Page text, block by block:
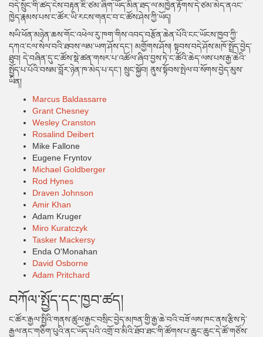
བདེ་སྲུང་གི་ཚད་ངེས་བརྟན་ཇི་ཙམ་ཞིག་ཡོད་མིན་ཐད་ལ་མཁྱེན་རྟོགས་དེ་ཙམ་མེད་ནའང་
ཁྱེད་རྣམས་པས་ང་ཚོར་ཡི་རངས་གནང་བ་ང་ཚོས་ཤེས་ཀྱི་ཡོད།
སཡི་ཕོན་མཉེན་ཆས་གོང་འཕེལ་རུ་ཁག་གིས་འབད་བརྩོན་ཆེན་པོའི་ངང་ཡོངས་ཁྱབ་ཀྱི་
དཀའ་ངལ་སེལ་བའི་ཐབས་ལམ་ཡག་ཤོས་དང་། མགྱོགས་ཤོས། སྟབས་བདེ་ཤོས་མཁོ་སྤྲོད་བྱེད་
ཐུབ། དེ་བཞིན་དུ་ང་ཚོས་སྡེ་ཚན་གསར་པ་འཚོལ་ཞིབ་བྱས་ཏེ་ང་ཚོའི་ཆེད་ལས་པས་རྒྱ་ཆེའི་
སྤྱོད་པ་པོའི་བསམ་བློར་ཉེན་ཁ་མེད་པ་དང་། སྲུང་སྐྱོབ། ནུས་སྟོབས་སྤེལ་བ་སོགས་བྱེད་མུས་
ཡིན།
Marcus Baldassarre
Grant Chesney
Wesley Cranston
Rosalind Deibert
Mike Fallone
Eugene Fryntov
Michael Goldberger
Rod Hynes
Draven Johnson
Amir Khan
Adam Kruger
Miro Kuratczyk
Tasker Mackersy
Enda O'Monahan
David Osborne
Adam Pritchard
བཀོལ་སྤྱོད་དང་ཁྱབ་ཚད།
ང་ཚོར་རྒྱལ་སྤྱིའི་གནས་ཚུལ་རྒྱང་བསྲིང་བྱེད་མཁན་གྱི་རྒྱ་ཆེ་བའི་བཟོ་ལས་ཁང་ནས་རྩིས་ཏེ་
རྒྱལ་ནང་གཅིག་པུའི་ནང་ཡོད་པའི་འགྲོ་བ་མིའི་ཐོབ་ཐང་གི་ཚོགས་པ་ཆུང་ཆུང་དེ་ཚོ་གཙོས་